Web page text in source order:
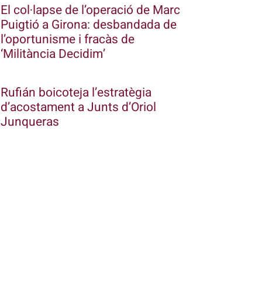
El col·lapse de l’operació de Marc
Puigtió a Girona: desbandada de
l’oportunisme i fracàs de
‘Militància Decidim’
Rufián boicoteja l’estratègia
d’acostament a Junts d’Oriol
Junqueras